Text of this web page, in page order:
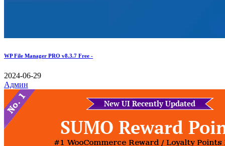
WP File Manager PRO v8.3.7 Free -
2024-06-29
Админ